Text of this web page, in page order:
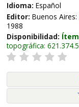
Idioma: Español
Editor: Buenos Aires:
1988
Disponibilidad:
topográfica: